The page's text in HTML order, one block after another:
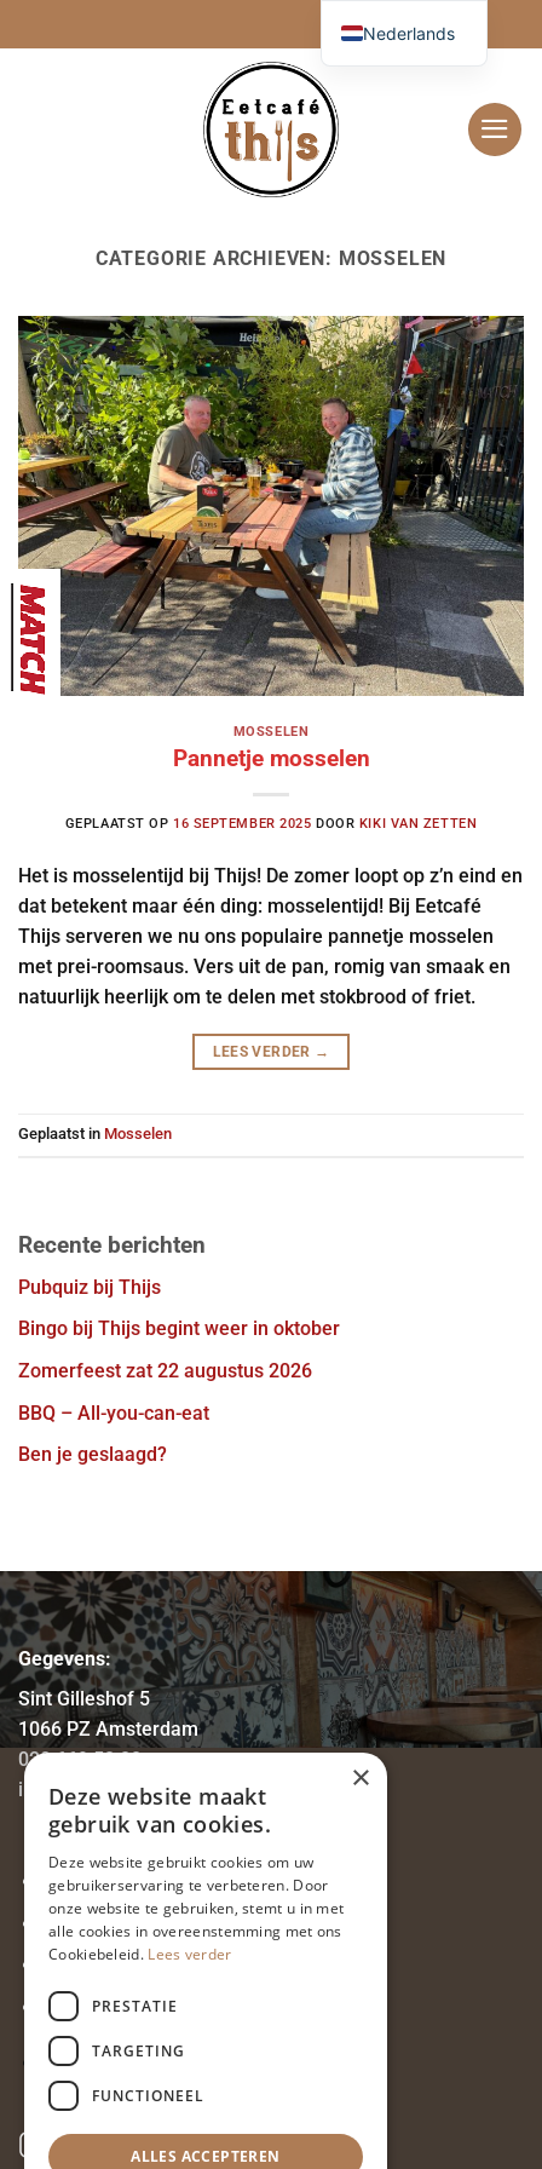
naar
CATEGORIE ARCHIEVEN: MOSSELEN
MOSSELEN
Pannetje mosselen
GEPLAATST OP 16 SEPTEMBER 2025 DOOR KIKI VAN ZETTEN
Het is mosselentijd bij Thijs! De zomer loopt op z’n eind en
dat betekent maar één ding: mosselentijd! Bij Eetcafé
Thijs serveren we nu ons populaire pannetje mosselen
met prei-roomsaus. Vers uit de pan, romig van smaak en
natuurlijk heerlijk om te delen met stokbrood of friet.
LEES VERDER →
Geplaatst in Mosselen
Recente berichten
Pubquiz bij Thijs
Bingo bij Thijs begint weer in oktober
Zomerfeest zat 22 augustus 2026
BBQ – All-you-can-eat
Ben je geslaagd?
Gegevens:
Sint Gilleshof 5
1066 PZ Amsterdam
020 669 58 80
info@eetcafe-thijs.nl
Privacyverklaring
Vacatures
Tafelindeling
Enquête terras Eetcafé Thijs
Nederlands
×
Deze website maakt
gebruik van cookies.
Deze website gebruikt cookies om uw
gebruikerservaring te verbeteren. Door
onze website te gebruiken, stemt u in met
alle cookies in overeenstemming met ons
Cookiebeleid. Lees verder
PRESTATIE
TARGETING
FUNCTIONEEL
ALLES ACCEPTEREN